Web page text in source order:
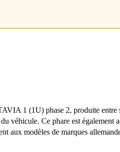
1 (1U) phase 2, produite entre
véhicule. Ce phare est également
aux modèles de marques